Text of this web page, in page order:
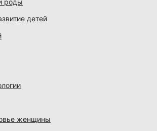
детей
женщины